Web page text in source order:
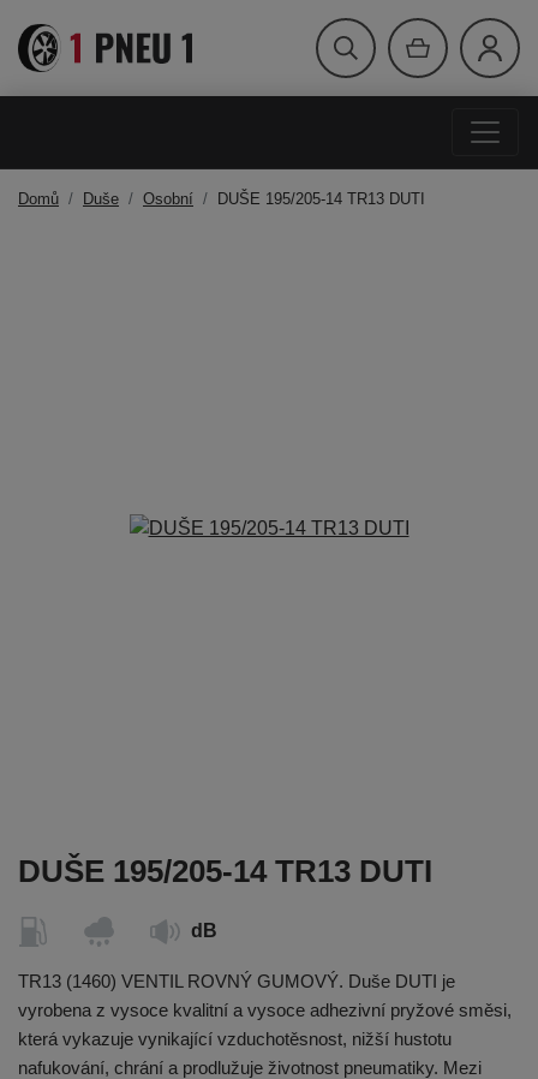
Domů Duše Osobní DUŠE 195/205-14 TR13 DUTI
DUŠE 195/205-14 TR13 DUTI
dB
TR13 (1460) VENTIL ROVNÝ GUMOVÝ. Duše DUTI je
vyrobena z vysoce kvalitní a vysoce adhezivní pryžové směsi,
která vykazuje vynikající vzduchotěsnost, nižší hustotu
nafukování, chrání a prodlužuje životnost pneumatiky. Mezi